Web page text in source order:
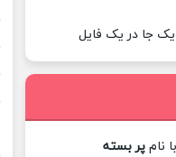
یک جا در یک فایل
با نام پر بسته